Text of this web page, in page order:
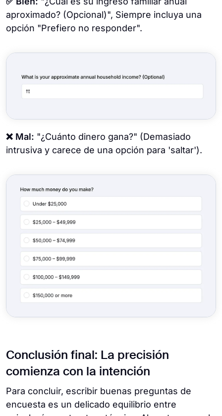
aproximado? (Opcional)", Siempre incluya una
opción "Prefiero no responder".
❌ Mal: "¿Cuánto dinero gana?" (Demasiado
intrusiva y carece de una opción para 'saltar').
Conclusión final: La precisión
comienza con la intención
Para concluir, escribir buenas preguntas de
encuesta es un delicado equilibrio entre